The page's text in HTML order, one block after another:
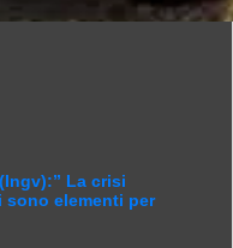
La crisi
elementi per